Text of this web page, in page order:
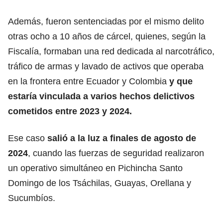
Además, fueron sentenciadas por el mismo delito
otras ocho a 10 años de cárcel, quienes, según la
Fiscalía, formaban una red dedicada al narcotráfico,
tráfico de armas y lavado de activos que operaba
en la frontera entre Ecuador y Colombia y que
estaría vinculada a varios hechos delictivos
cometidos entre 2023 y 2024.
Ese caso salió a la luz a finales de agosto de
2024, cuando las fuerzas de seguridad realizaron
un operativo simultáneo en Pichincha Santo
Domingo de los Tsáchilas, Guayas, Orellana y
Sucumbíos.